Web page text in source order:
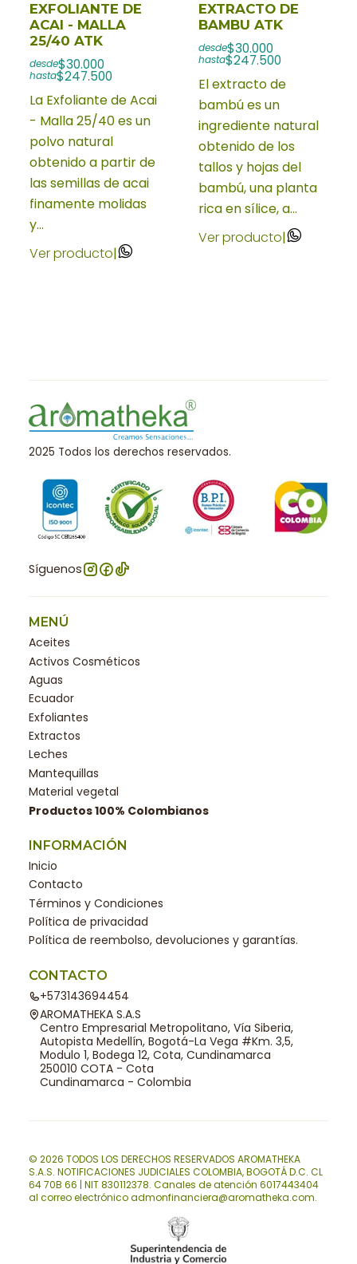
EXFOLIANTE DE
ACAI - MALLA
25/40 ATK
desde$30.000
hasta$247.500
La Exfoliante de Acai
- Malla 25/40 es un
polvo natural
obtenido a partir de
las semillas de acai
finamente molidas
y...
Ver producto|
EXTRACTO DE
BAMBU ATK
desde$30.000
hasta$247.500
El extracto de
bambú es un
ingrediente natural
obtenido de los
tallos y hojas del
bambú, una planta
rica en sílice, a...
Ver producto|
2025 Todos los derechos reservados.
Síguenos
MENÚ
Aceites
Activos Cosméticos
Aguas
Ecuador
Exfoliantes
Extractos
Leches
Mantequillas
Material vegetal
Productos 100% Colombianos
INFORMACIÓN
Inicio
Contacto
Términos y Condiciones
Política de privacidad
Política de reembolso, devoluciones y garantías.
CONTACTO
+573143694454
AROMATHEKA S.A.S
Centro Empresarial Metropolitano, Vía Siberia,
Autopista Medellín, Bogotá-La Vega #Km. 3,5,
Modulo 1, Bodega 12, Cota, Cundinamarca
250010 COTA - Cota
Cundinamarca - Colombia
© 2026 TODOS LOS DERECHOS RESERVADOS AROMATHEKA
S.A.S. NOTIFICACIONES JUDICIALES COLOMBIA, BOGOTÁ D.C. CL
64 70B 66 | NIT 830112378. Canales de atención 6017443404
al correo electrónico admonfinanciera@aromatheka.com.